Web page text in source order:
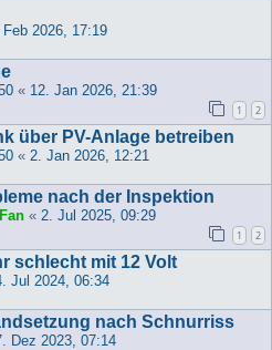
Feb 2026, 17:19
« 12. Jan 2026, 21:39
1 2
über PV-Anlage betreiben
« 2. Jan 2026, 12:21
nach der Inspektion
« 2. Jul 2025, 09:29
1 2
schlecht mit 12 Volt
Jul 2024, 06:34
nach Schnurriss
Dez 2023, 07:14